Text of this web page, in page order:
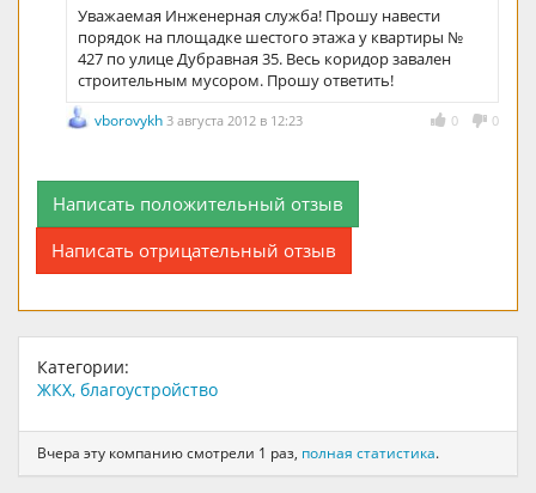
Уважаемая Инженерная служба! Прошу навести
порядок на площадке шестого этажа у квартиры №
427 по улице Дубравная 35. Весь коридор завален
строительным мусором. Прошу ответить!
0 0
vborovykh 3 августа 2012 в 12:23
Написать положительный отзыв
Написать отрицательный отзыв
Категории:
ЖКХ, благоустройство
Вчера эту компанию смотрели 1 раз, полная статистика.